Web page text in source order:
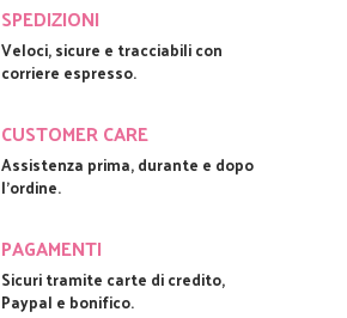
SPEDIZIONI
Veloci, sicure e tracciabili con
corriere espresso.
CUSTOMER CARE
Assistenza prima, durante e dopo
l'ordine.
PAGAMENTI
Sicuri tramite carte di credito,
Paypal e bonifico.